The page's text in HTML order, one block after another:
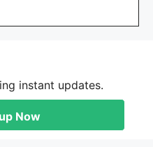
instant updates.
Now